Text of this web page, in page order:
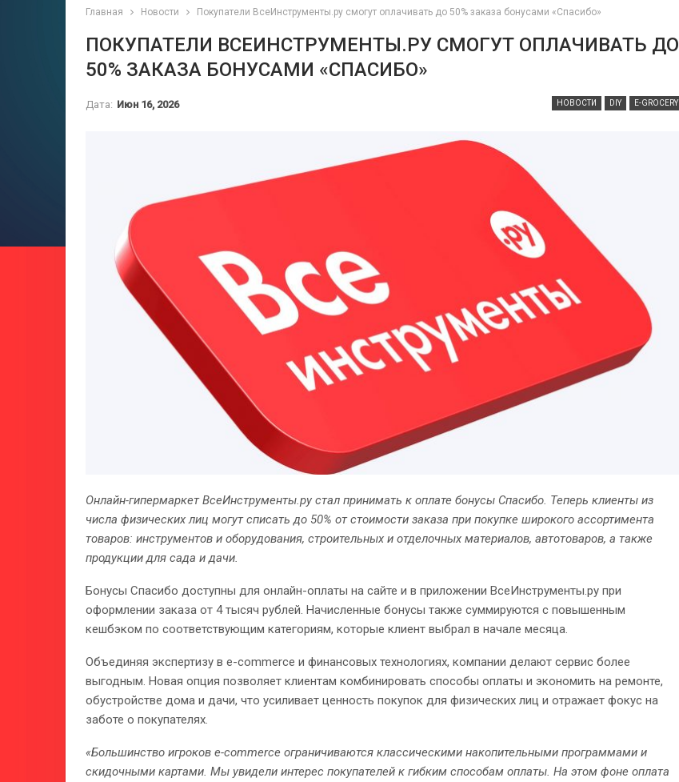
Главная Новости Покупатели ВсеИнструменты.ру смогут оплачивать до 50% заказа бонусами «Спасибо»
ПОКУПАТЕЛИ ВСЕИНСТРУМЕНТЫ.РУ СМОГУТ ОПЛАЧИВАТЬ ДО
50% ЗАКАЗА БОНУСАМИ «СПАСИБО»
НОВОСТИ DIY E-GROCERY
Дата: Июн 16, 2026
Онлайн-гипермаркет ВсеИнструменты.ру стал принимать к оплате бонусы Спасибо. Теперь клиенты из
числа физических лиц могут списать до 50% от стоимости заказа при покупке широкого ассортимента
товаров: инструментов и оборудования, строительных и отделочных материалов, автотоваров, а также
продукции для сада и дачи.
Бонусы Спасибо доступны для онлайн-оплаты на сайте и в приложении ВсеИнструменты.ру при
оформлении заказа от 4 тысяч рублей. Начисленные бонусы также суммируются с повышенным
кешбэком по соответствующим категориям, которые клиент выбрал в начале месяца.
Объединяя экспертизу в e-commerce и финансовых технологиях, компании делают сервис более
выгодным. Новая опция позволяет клиентам комбинировать способы оплаты и экономить на ремонте,
обустройстве дома и дачи, что усиливает ценность покупок для физических лиц и отражает фокус на
заботе о покупателях.
«Большинство игроков e-commerce ограничиваются классическими накопительными программами и
скидочными картами. Мы увидели интерес покупателей к гибким способам оплаты. На этом фоне оплата